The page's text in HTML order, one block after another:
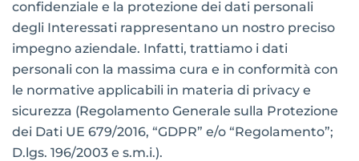
confidenziale e la protezione dei dati personali
degli Interessati rappresentano un nostro preciso
impegno aziendale. Infatti, trattiamo i dati
personali con la massima cura e in conformità con
le normative applicabili in materia di privacy e
sicurezza (Regolamento Generale sulla Protezione
dei Dati UE 679/2016, “GDPR” e/o “Regolamento”;
D.lgs. 196/2003 e s.m.i.).